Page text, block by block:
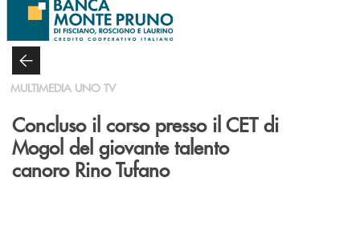
Salta al contenuto principale
MULTIMEDIA UNO TV
Concluso il corso presso il CET di
Mogol del giovante talento
canoro Rino Tufano